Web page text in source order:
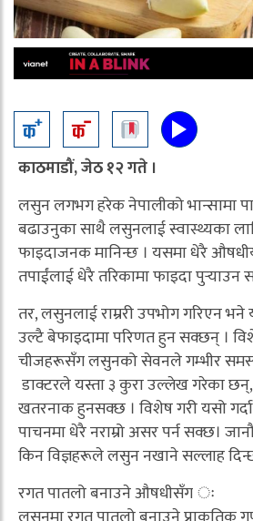
काठमाडौं, जेठ १२ गते ।
लसुन लगभग हरेक नेपालीको भान्सामा
बढाउनुका साथै लसुनलाई स्वास्थ्यका
फाइदाजनक मानिन्छ । यसमा धेरै
तपाईंलाई धेरै तरिकामा फाइदा पुर्‍याउन
तर, लसुनलाई राम्ररी उपभोग गरिएन भने
उल्टै बेफाइदामा परिणत हुन सक्छन् ।
चीजहरूसँग लसुनको सेवनले गम्भीर
डाक्टरले यस्ता ३ कुरा उल्लेख गरेका
खतरनाक हुनसक्छ । विशेष गरी यसो
पाचनमा धेरै नराम्रो असर पर्न सक्छ।
किन विज्ञहरूले लसुन नखाने सल्लाह
रगत पातलो बनाउने औषधीसँग ः